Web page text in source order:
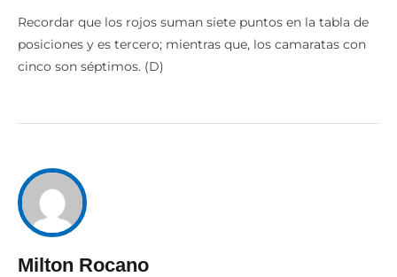
Recordar que los rojos suman siete puntos en la tabla de
posiciones y es tercero; mientras que, los camaratas con
cinco son séptimos. (D)
Milton Rocano